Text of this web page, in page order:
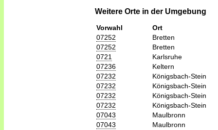
Weitere Orte in der Umgebung
Vorwahl
Ort
07252
Bretten
07252
Bretten
0721
Karlsruhe
07236
Keltern
07232
Königsbach-Stein
07232
Königsbach-Stein
07232
Königsbach-Stein
07232
Königsbach-Stein
07043
Maulbronn
07043
Maulbronn